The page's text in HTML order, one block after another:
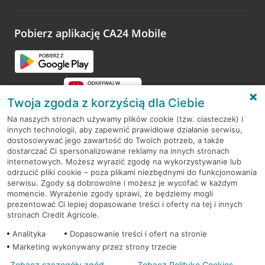
opinie.
Pobierz aplikację CA24 Mobile
RODO
Regulamin serwisu
Mapa serwisu
PolitykaCookies
Twoja zgoda z korzyścią dla Ciebie
Na naszych stronach używamy plików cookie (tzw. ciasteczek) i
innych technologii, aby zapewnić prawidłowe działanie serwisu,
dostosowywać jego zawartość do Twoich potrzeb, a także
dostarczać Ci spersonalizowane reklamy na innych stronach
internetowych. Możesz wyrazić zgodę na wykorzystywanie lub
odrzucić pliki cookie – poza plikami niezbędnymi do funkcjonowania
serwisu. Zgody są dobrowolne i możesz je wycofać w każdym
momencie. Wyrażenie zgody sprawi, że będziemy mogli
prezentować Ci lepiej dopasowane treści i oferty na tej i innych
stronach Credit Agricole.
Analityka
Dopasowanie treści i ofert na stronie
Marketing wykonywany przez strony trzecie